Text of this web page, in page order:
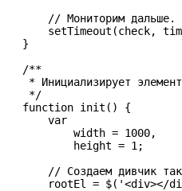
// Мониторим дальше.
setTimeout(check,
}
/**
* Инициализирует
*/
function init() {
var
width = 1000,
height = 1;
// Создаем дивчик
rootEl = $('<div></